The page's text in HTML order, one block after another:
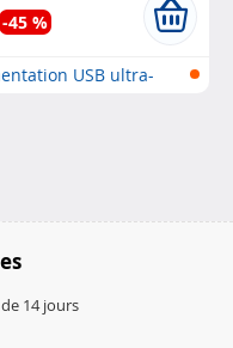
-45 %
USB ultra-
14 jours